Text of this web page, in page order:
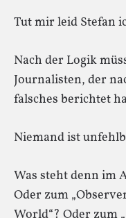
Tut mir leid Stefan
Nach der Logik
Journalisten, der
falsches berichtet
Niemand ist
Was steht denn im
Oder zum